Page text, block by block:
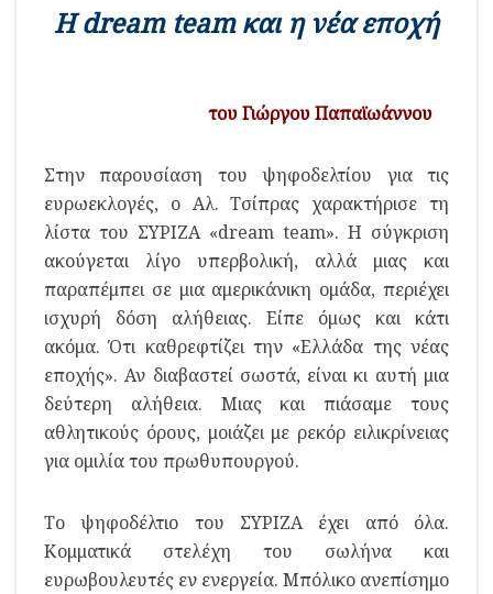
Η dream team και η νέα εποχή
του Γιώργου Παπαϊωάννου
Στην παρουσίαση του ψηφοδελτίου για τις
ευρωεκλογές, ο Αλ. Τσίπρας χαρακτήρισε τη
λίστα του ΣΥΡΙΖΑ «dream team». Η σύγκριση
ακούγεται λίγο υπερβολική, αλλά μιας και
παραπέμπει σε μια αμερικάνικη ομάδα, περιέχει
ισχυρή δόση αλήθειας. Είπε όμως και κάτι
ακόμα. Ότι καθρεφτίζει την «Ελλάδα της νέας
εποχής». Αν διαβαστεί σωστά, είναι κι αυτή μια
δεύτερη αλήθεια. Μιας και πιάσαμε τους
αθλητικούς όρους, μοιάζει με ρεκόρ ειλικρίνειας
για ομιλία του πρωθυπουργού.
Το ψηφοδέλτιο του ΣΥΡΙΖΑ έχει από όλα.
Κομματικά στελέχη του σωλήνα και
ευρωβουλευτές εν ενεργεία. Μπόλικο ανεπίσημο